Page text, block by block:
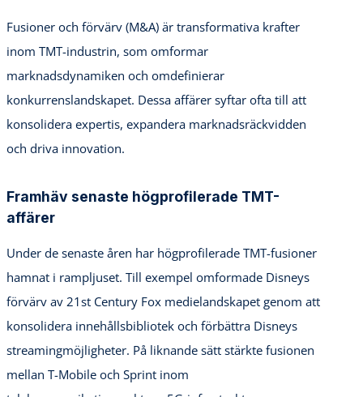
Fusioner och förvärv (M&A) är transformativa krafter
inom TMT-industrin, som omformar
marknadsdynamiken och omdefinierar
konkurrenslandskapet. Dessa affärer syftar ofta till att
konsolidera expertis, expandera marknadsräckvidden
och driva innovation.
Framhäv senaste högprofilerade TMT-
affärer
Under de senaste åren har högprofilerade TMT-fusioner
hamnat i rampljuset. Till exempel omformade Disneys
förvärv av 21st Century Fox medielandskapet genom att
konsolidera innehållsbibliotek och förbättra Disneys
streamingmöjligheter. På liknande sätt stärkte fusionen
mellan T-Mobile och Sprint inom